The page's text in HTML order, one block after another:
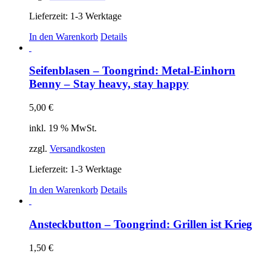
Lieferzeit: 1-3 Werktage
In den Warenkorb Details
Seifenblasen – Toongrind: Metal-Einhorn
Benny – Stay heavy, stay happy
5,00 €
inkl. 19 % MwSt.
zzgl. Versandkosten
Lieferzeit: 1-3 Werktage
In den Warenkorb Details
Ansteckbutton – Toongrind: Grillen ist Krieg
1,50 €